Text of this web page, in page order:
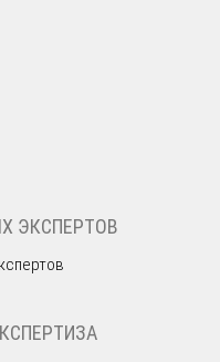
ЭКСПЕРТОВ